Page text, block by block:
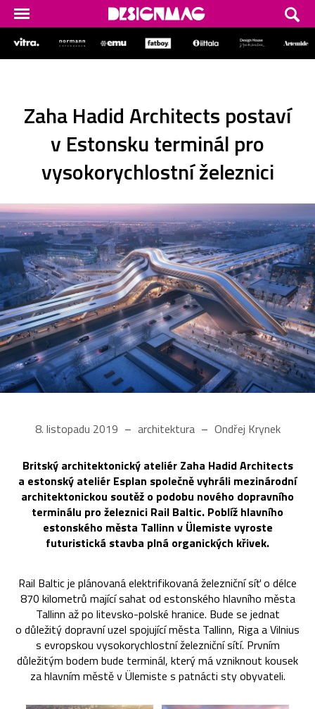
Zaha Hadid Architects postaví
v Estonsku terminál pro
vysokorychlostní železnici
8. listopadu 2019 architektura Ondřej Krynek
Britský architektonický ateliér Zaha Hadid Architects
a estonský ateliér Esplan společně vyhráli mezinárodní
architektonickou soutěž o podobu nového dopravního
terminálu pro železnici Rail Baltic. Poblíž hlavního
estonského města Tallinn v Ülemiste vyroste
futuristická stavba plná organických křivek.
Rail Baltic je plánovaná elektrifikovaná železniční síť o délce
870 kilometrů mající sahat od estonského hlavního města
Tallinn až po litevsko-polské hranice. Bude se jednat
o důležitý dopravní uzel spojující města Tallinn, Riga a Vilnius
s evropskou vysokorychlostní železniční sítí. Prvním
důležitým bodem bude terminál, který má vzniknout kousek
za hlavním městě v Ülemiste s patnácti sty obyvateli.